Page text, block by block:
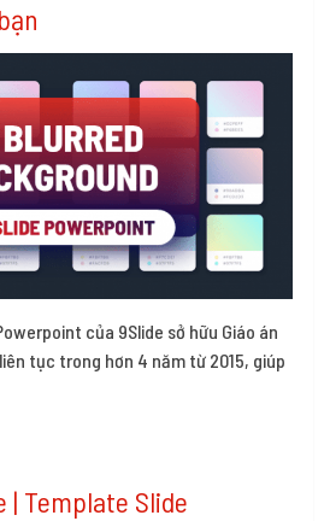
của 9Slide sở hữu Giáo án
tục trong hơn 4 năm từ 2015, giúp
| Template Slide